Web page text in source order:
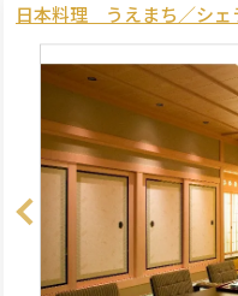
日本料理 うえまち／シェ